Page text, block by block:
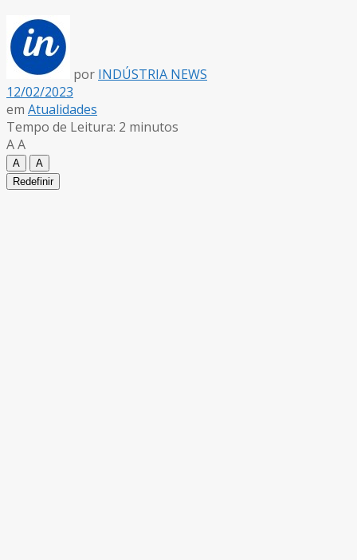
por INDÚSTRIA NEWS
12/02/2023
em Atualidades
Tempo de Leitura: 2 minutos
AA
A
A
Redefinir